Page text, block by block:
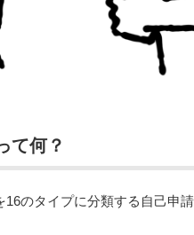
て何？
のタイプに分類する自己申